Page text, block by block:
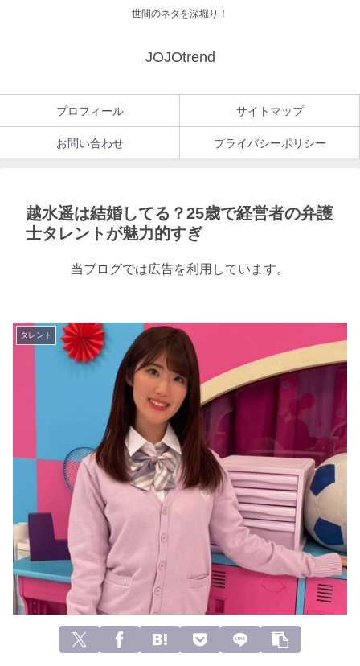
世間のネタを深堀り！
JOJOtrend
プロフィール サイトマップ
お問い合わせ プライバシーポリシー
越水遥は結婚してる？25歳で経営者の弁護
士タレントが魅力的すぎ
当ブログでは広告を利用しています。
タレント